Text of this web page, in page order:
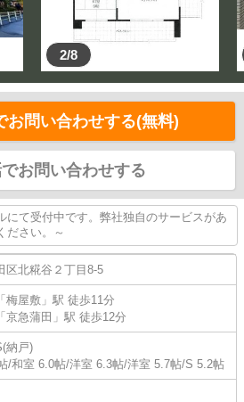
2/8
お問い合わせする(無料)
お問い合わせする
て受付中です。弊社独自のサービスがあ
ださい。～
区北糀谷 ２丁目8-5
「 梅屋敷 」駅 徒歩11分
「 京急蒲田 」駅 徒歩12分
納戸)
/和室 6.0帖/洋室 6.3帖/洋室 5.7帖/S 5.2帖